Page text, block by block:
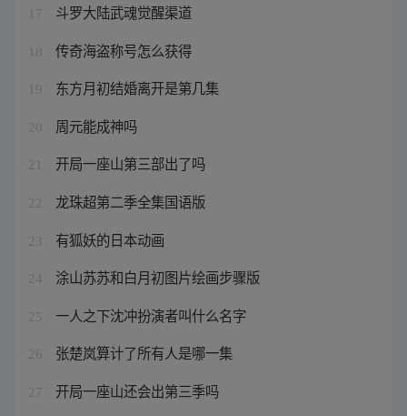
17 斗罗大陆武魂觉醒渠道
18 传奇海盗称号怎么获得
19 东方月初结婚离开是第几集
20 周元能成神吗
21 开局一座山第三部出了吗
22 龙珠超第二季全集国语版
23 有狐妖的日本动画
24 涂山苏苏和白月初图片绘画步骤版
25 一人之下沈冲扮演者叫什么名字
26 张楚岚算计了所有人是哪一集
27 开局一座山还会出第三季吗